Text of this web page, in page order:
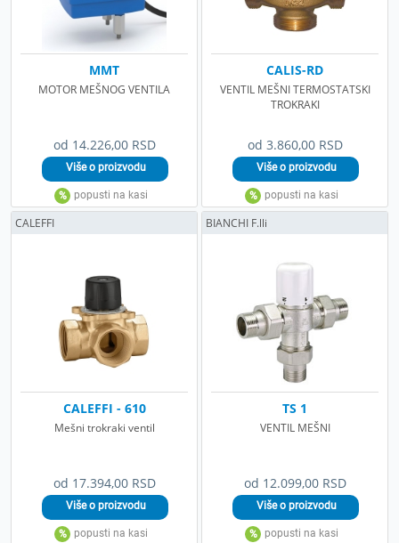
od 14.226,00 RSD
MMT
MOTOR MEŠNOG VENTILA
od 3.860,00 RSD
CALIS-RD
VENTIL MEŠNI TERMOSTATSKI
TROKRAKI
od 17.394,00 RSD
CALEFFI - 610
Mešni trokraki ventil
CALEFFI
od 12.099,00 RSD
TS 1
VENTIL MEŠNI
BIANCHI F.lli